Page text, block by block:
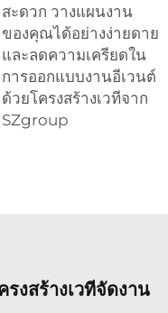
สะดวก วางแผนงาน
ของคุณได้อย่างง่ายดาย
และลดความเครียดใน
การออกแบบงานอีเวนต์
ด้วยโครงสร้างเวทีจาก
SZgroup
สร้างเวทีจัดงาน